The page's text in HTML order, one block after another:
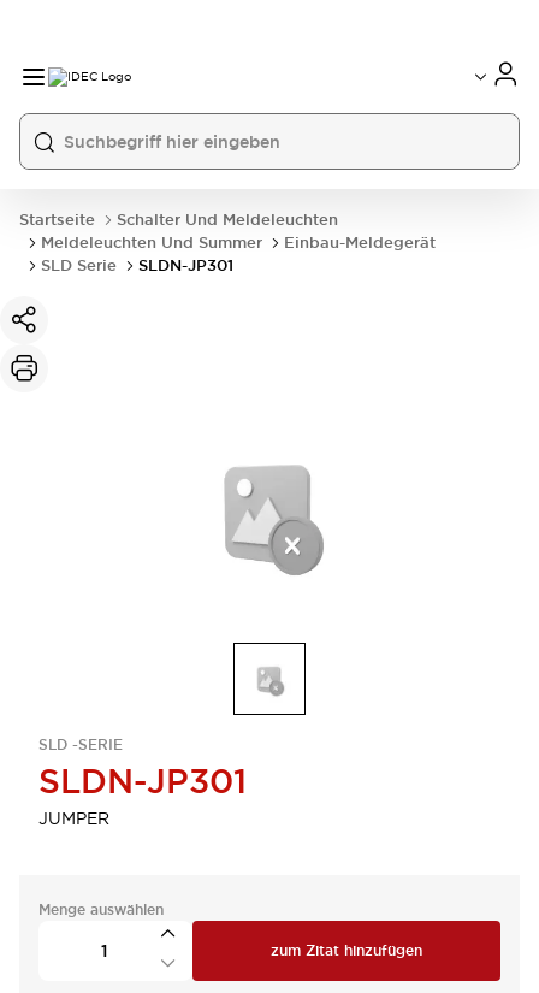
Startseite
Schalter Und Meldeleuchten
Meldeleuchten Und Summer
Einbau-Meldegerät
SLD Serie
SLDN-JP301
SLD -SERIE
SLDN-JP301
JUMPER
Menge auswählen
zum Zitat hinzufügen